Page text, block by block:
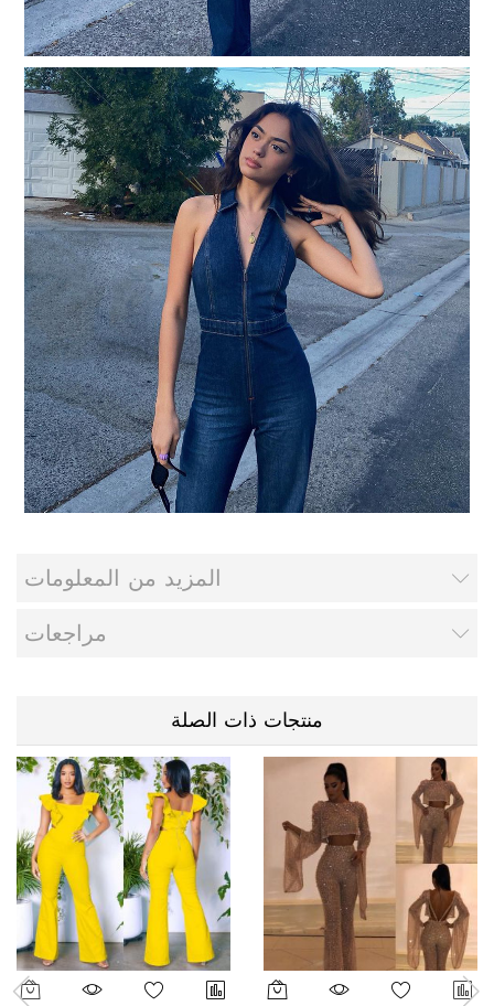
المزيد من المعلومات
مراجعات
منتجات ذات الصلة